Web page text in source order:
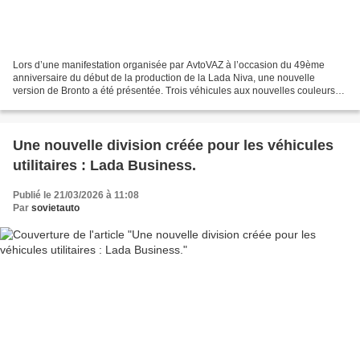
Lors d’une manifestation organisée par AvtoVAZ à l’occasion du 49ème
anniversaire du début de la production de la Lada Niva, une nouvelle
version de Bronto a été présentée. Trois véhicules aux nouvelles couleurs
Une nouvelle division créée pour les véhicules
utilitaires : Lada Business.
Publié le 21/03/2026 à 11:08
Par sovietauto